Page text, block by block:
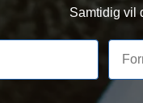
Samtidig vil